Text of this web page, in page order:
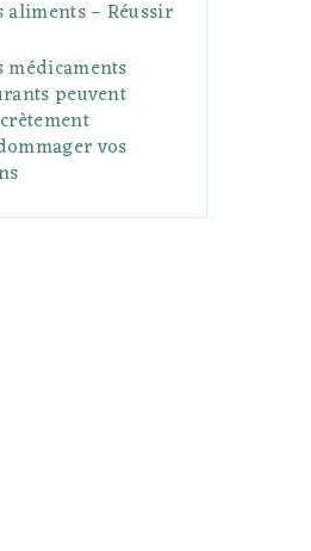
aliments – Réussir
médicaments
peuvent
vos